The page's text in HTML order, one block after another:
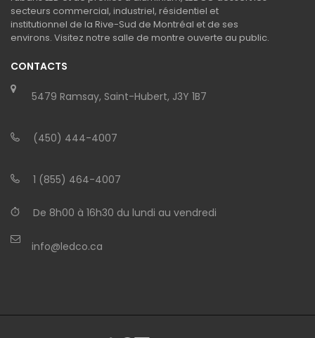
secteurs commercial, industriel, résidentiel et
institutionnel de la Rive-Sud de Montréal et de ses
environs. Visitez notre salle de montre ouverte au public.
CONTACTS
5479 Ramsay, Saint-Hubert, J3Y 1B7
(450) 444-4007
1 (855) 464-4007
De 8h00 à 16h30 du lundi au vendredi
info@ledco.ca